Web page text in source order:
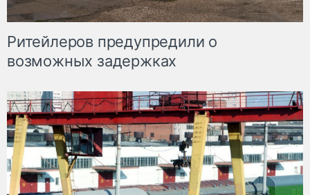
Ритейлеров предупредили о
возможных задержках